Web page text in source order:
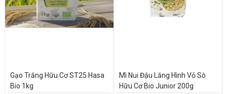
Gạo Trắng Hữu Cơ ST25 Hasa
Bio 1kg
Mì Nui Đậu Lăng Hình Vỏ Sò
Hữu Cơ Bio Junior 200g